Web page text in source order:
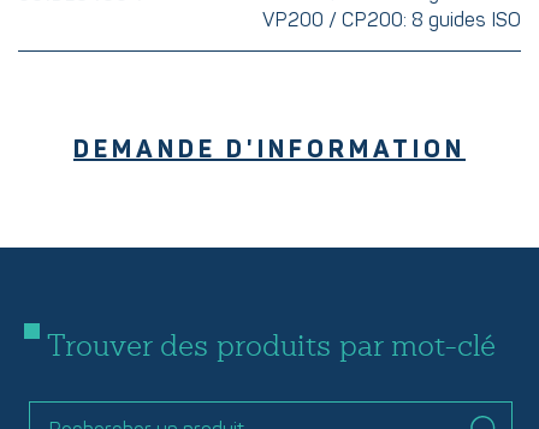
VP200 / CP200: 8 guides ISO
DEMANDE D'INFORMATION
Trouver des produits par mot-clé